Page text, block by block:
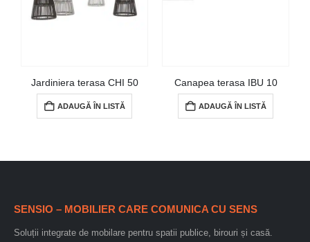
Jardiniera terasa CHI 50
ADAUGĂ ÎN LISTĂ
Canapea terasa IBU 10
ADAUGĂ ÎN LISTĂ
SENSIO – MOBILIER CARE COMUNICA CU SENS
Soluții integrate de mobilare pentru spatii publice, birouri și casă.